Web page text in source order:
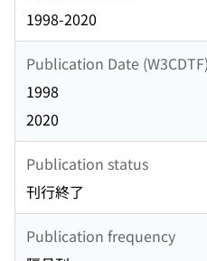
1998-2020
Publication Date (W3CDTF)
1998
2020
Publication status
刊行終了
Publication frequency